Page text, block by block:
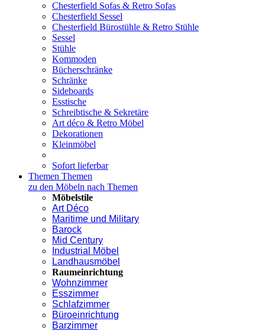
Chesterfield Sofas & Retro Sofas
Chesterfield Sessel
Chesterfield Bürostühle & Retro Stühle
Sessel
Stühle
Kommoden
Bücherschränke
Schränke
Sideboards
Esstische
Schreibtische & Sekretäre
Art déco & Retro Möbel
Dekorationen
Kleinmöbel
Sofort lieferbar
Themen Themen
zu den Möbeln nach Themen
Möbelstile
Art Déco
Maritime und Military
Barock
Mid Century
Industrial Möbel
Landhausmöbel
Raumeinrichtung
Wohnzimmer
Esszimmer
Schlafzimmer
Büroeinrichtung
Barzimmer